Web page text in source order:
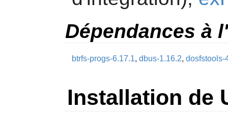
Dépendances à
btrfs-progs-6.17.1, dbus-1.16.2, dosfstools-
Installation de